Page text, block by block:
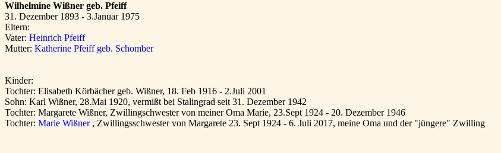
Wilhelmine Wißner geb. Pfeiff
31. Dezember 1893 - 3.Januar 1975
Eltern:
Vater: Heinrich Pfeiff
Mutter: Katherine Pfeiff geb. Schomber
Kinder:
Tochter: Elisabeth Körbächer geb. Wißner, 18. Feb 1916 - 2.Juli 2001
Sohn: Karl Wißner, 28.Mai 1920, vermißt bei Stalingrad seit 31. Dezember 1942
Tochter: Margarete Wißner, Zwillingschwester von meiner Oma Marie, 23.Sept 1924 - 20. Dezember 1946
Tochter: Marie Wißner , Zwillingsschwester von Margarete 23. Sept 1924 - 6. Juli 2017, meine Oma und der "jüngere" Zwilling